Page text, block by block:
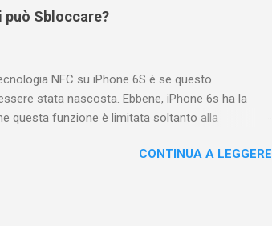
Se non conoscete il significato di una di queste
i dettagli. Le icone a destra
il livello di carica della batteria e la connessione
può Sbloccare?
NFC su iPhone 6S è se questo
stata nascosta. Ebbene, iPhone 6s ha la
questa funzione è limitata soltanto alla
mostra quali sono gli iPhone che hanno nuove
CONTINUA A LEGGERE